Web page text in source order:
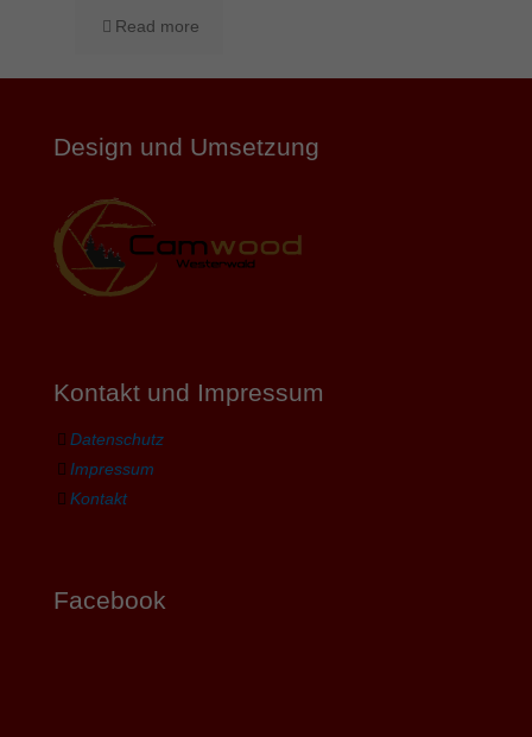
Read more
Design und Umsetzung
Kontakt und Impressum
Datenschutz
Impressum
Kontakt
Facebook